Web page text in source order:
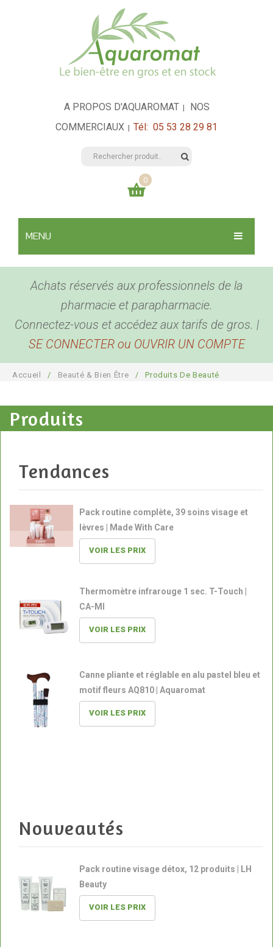
A PROPOS D'AQUAROMAT | NOS
COMMERCIAUX | Tél: 05 53 28 29 81
MENU
SANTÉ & HYGIÈNE
Hygiène buccale et oreilles
Biométrie
Cannes
Produits de beauté
Coutellerie
Plaisir
BÉBÉ & MAMAN
Pour bébé
ACCESSOIRES
Présentoirs
Garde-ordonnances et porte cartes
0
Votre panier est vide
TOTAL: 0,00€
Achats réservés aux professionnels de la
pharmacie et parapharmacie.
Connectez-vous et accédez aux tarifs de gros. |
SE CONNECTER ou OUVRIR UN COMPTE
Accueil / Beauté & Bien Être / Produits De Beauté
Produits
Tendances
Pack routine complète, 39 soins visage et
lèvres | Made With Care
VOIR LES PRIX
Thermomètre infrarouge 1 sec. T-Touch |
CA-MI
VOIR LES PRIX
Canne pliante et réglable en alu pastel bleu et
motif fleurs AQ810 | Aquaromat
VOIR LES PRIX
Nouveautés
Pack routine visage détox, 12 produits | LH
Beauty
VOIR LES PRIX